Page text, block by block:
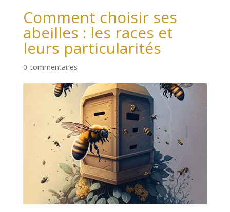
Comment choisir ses
abeilles : les races et
leurs particularités
0 commentaires